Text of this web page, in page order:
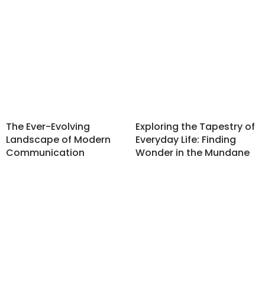
The Ever-Evolving
Landscape of Modern
Communication
Exploring the Tapestry of
Everyday Life: Finding
Wonder in the Mundane